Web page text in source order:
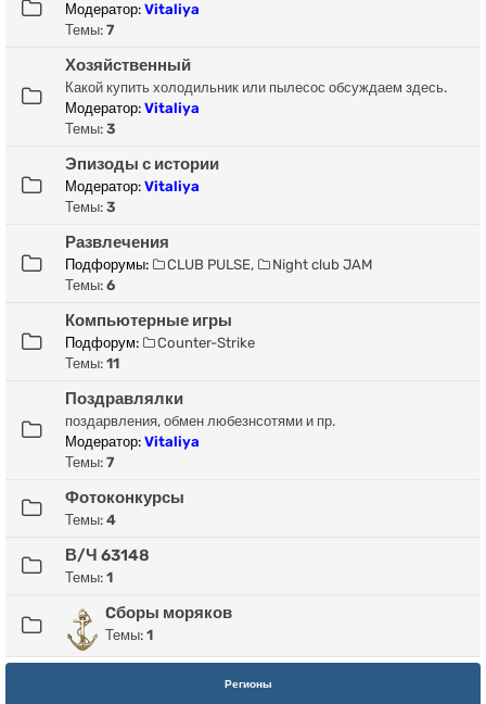
Модератор: Vitaliya
Темы: 7
Хозяйственный
Какой купить холодильник или пылесос обсуждаем здесь.
Модератор: Vitaliya
Темы: 3
Эпизоды с истории
Модератор: Vitaliya
Темы: 3
Развлечения
Подфорумы: CLUB PULSE,
Night club JAM
Темы: 6
Компьютерные игры
Подфорум:
Counter-Strike
Темы: 11
Поздравлялки
поздарвления, обмен любезнсотями и пр.
Модератор: Vitaliya
Темы: 7
Фотоконкурсы
Темы: 4
В/Ч 63148
Темы: 1
Cборы моряков
Темы: 1
Регионы